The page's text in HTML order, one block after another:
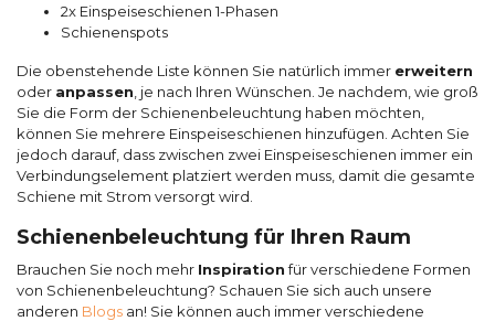
2x Einspeiseschienen 1-Phasen
Schienenspots
Die obenstehende Liste können Sie natürlich immer erweitern
oder anpassen , je nach Ihren Wünschen. Je nachdem, wie groß
Sie die Form der Schienenbeleuchtung haben möchten,
können Sie mehrere Einspeiseschienen hinzufügen. Achten Sie
jedoch darauf, dass zwischen zwei Einspeiseschienen immer ein
Verbindungselement platziert werden muss, damit die gesamte
Schiene mit Strom versorgt wird.
Schienenbeleuchtung für Ihren Raum
Brauchen Sie noch mehr Inspirationfür verschiedene Formen
von Schienenbeleuchtung? Schauen Sie sich auch unsere
anderen Blogs an! Sie können auch immer verschiedene